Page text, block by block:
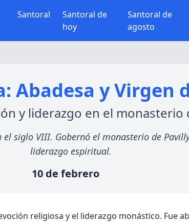
Santoral
Santoral de
hoy
Santoral de
agosto
Abadesa y Virgen
y liderazgo en el monasterio
siglo VIII. Gobernó el monasterio de
liderazgo espiritual.
10 de febrero
religiosa y el liderazgo monástico. Fue